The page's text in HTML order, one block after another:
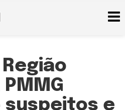
suspeitos e